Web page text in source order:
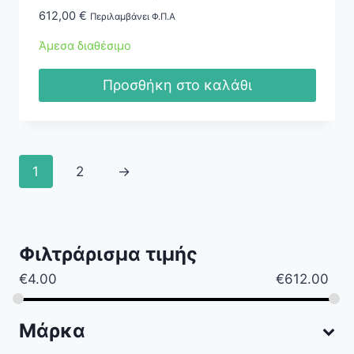
612,00 € Περιλαμβάνει Φ.Π.Α
Άμεσα διαθέσιμο
Προσθήκη στο καλάθι
1 2 →
Φιλτράρισμα τιμής
€4.00 €612.00
Μάρκα